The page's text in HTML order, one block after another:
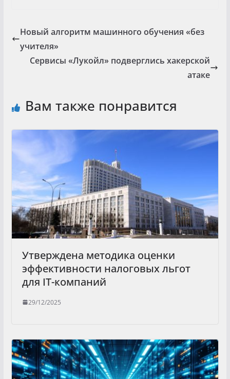
Новый алгоритм машинного обучения «без
учителя»
Сервисы «Лукойл» подверглись хакерской
атаке
Вам также понравится
Утверждена методика оценки
эффективности налоговых льгот
для IT-компаний
29/12/2025